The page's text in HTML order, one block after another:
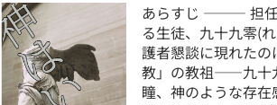
あらすじ ⸻ 担任教
る生徒、九十九零(
護者懇談に現れた
教」の教祖――九十
瞳、神のような存